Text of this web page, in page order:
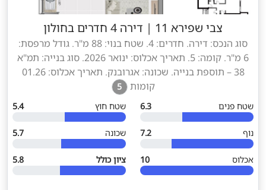
צבי שפירא 11 | דירה 4 חדרים בחולון
סוג הנכס: דירה. חדרים: 4. שטח בנוי: 88 מ"ר. גודל מרפסת:
6 מ"ר. קומה: 5. תאריך אכלוס: ינואר 2026. סוג בנייה: תמ"א
38 – תוספת בנייה. שכונה: אגרובנק. תאריך אכלוס: 01.26
קומות
5
שטח פנים
6.3 שטח חוץ 5.4
נוף 7.2 שכונה 5.7
אכלוס 10 ציון כולל 5.8